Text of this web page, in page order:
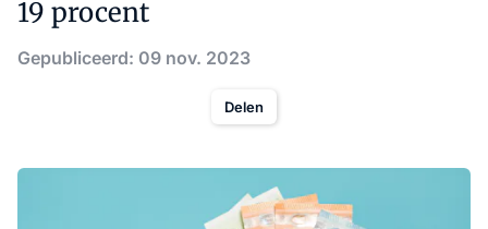
19 procent
Gepubliceerd: 09 nov. 2023
Delen